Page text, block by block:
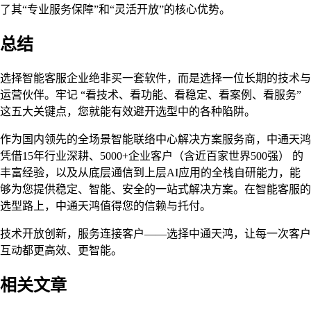
了其“专业服务保障”和“灵活开放”的核心优势。
总结
选择智能客服企业绝非买一套软件，而是选择一位长期的技术与
运营伙伴。牢记 “看技术、看功能、看稳定、看案例、看服务”
这五大关键点，您就能有效避开选型中的各种陷阱。
作为国内领先的全场景智能联络中心解决方案服务商，中通天鸿
凭借15年行业深耕、5000+企业客户（含近百家世界500强） 的
丰富经验，以及从底层通信到上层AI应用的全栈自研能力，能
够为您提供稳定、智能、安全的一站式解决方案。在智能客服的
选型路上，中通天鸿值得您的信赖与托付。
技术开放创新，服务连接客户——选择中通天鸿，让每一次客户
互动都更高效、更智能。
相关文章